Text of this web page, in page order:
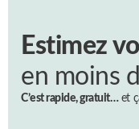
Estimez
en moins
C’est rapide, gratuit…et